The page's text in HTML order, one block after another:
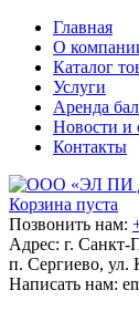
Главная
О
Каталог
Услуги
Аренда
Новости и
Контакты
Корзина пуста
Позвонить нам:
Адрес: г. Санкт-
п. Сергиево, ул.
Написать нам: